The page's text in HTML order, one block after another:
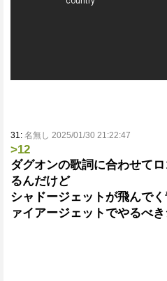
31: 名無し 2025/01/30 21:22:47
>12
ダグオンの歌詞に合わせて
るんだけど
シャドージェットが飛んで
ァイアージェットでやるべ